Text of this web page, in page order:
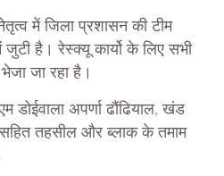
में जिला प्रशासन की टीम
जुटी है। रेस्क्यू कार्यो के लिए सभी
जा रहा है।
डोईवाला अपर्णा ढौंढियाल, खंड
सहित तहसील और ब्लाक के तमाम